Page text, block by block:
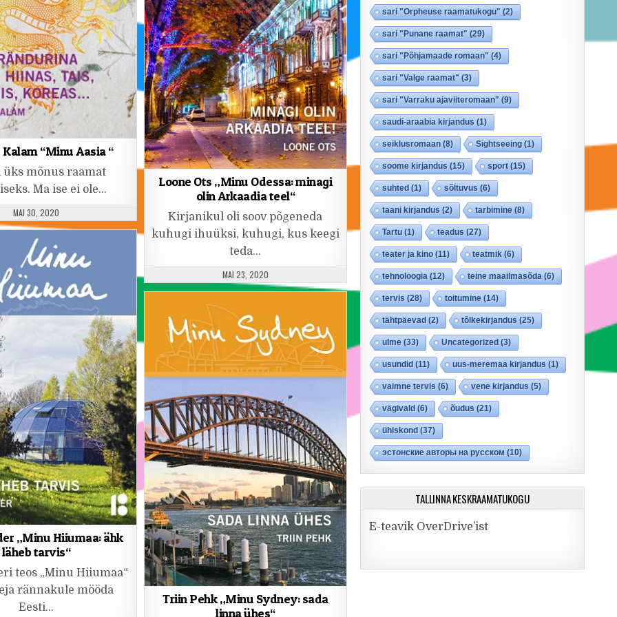
“Minu Aasia “
üks mõnus raamat
Ma ise ei ole…
PUBLISHED DATE:
MAI 30, 2020
Loone Ots „Minu Odessa: minagi
olin Arkaadia teel“
Kirjanikul oli soov põgeneda
kuhugi ihuüksi, kuhugi, kus keegi
teda…
PUBLISHED DATE:
MAI 23, 2020
„Minu Hiiumaa: ähk
läheb tarvis“
teos „Minu Hiiumaa“
rännakule mööda
Eesti…
Triin Pehk „Minu Sydney: sada
linna ühes“
sari "Orpheuse raamatukogu"(2)
sari "Punane raamat"(29)
sari "Põhjamaade romaan"(4)
sari "Valge raamat"(3)
sari "Varraku ajaviiteromaan"(9)
saudi-araabia kirjandus(1)
seiklusromaan(8) Sightseeing(1)
soome kirjandus(15) sport(15)
suhted(1) sõltuvus(6)
taani kirjandus(2) tarbimine(8)
Tartu(1) teadus(27)
teater ja kino(11) teatmik(6)
tehnoloogia (12) teine maailmasõda (6)
tervis(28) toitumine(14)
tähtpäevad(2) tõlkekirjandus(25)
ulme(33) Uncategorized(3)
usundid(11) uus-meremaa kirjandus(1)
vaimne tervis(6) vene kirjandus(5)
vägivald(6) õudus(21)
ühiskond(37)
эстонские авторы на русском(10)
TALLINNA KESKRAAMATUKOGU
E-teavik OverDrive’ist